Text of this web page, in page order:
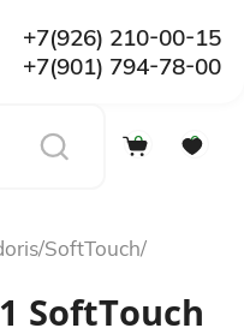
+7(926) 210-00-15
+7(901) 794-78-00
0 0
SoftTouch
SoftTouch